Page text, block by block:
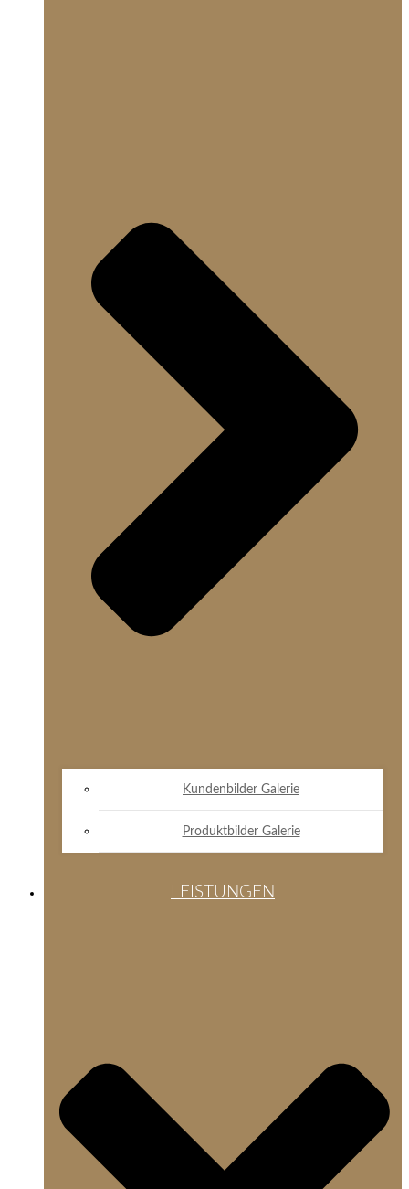
Kundenbilder Galerie
Produktbilder Galerie
LEISTUNGEN